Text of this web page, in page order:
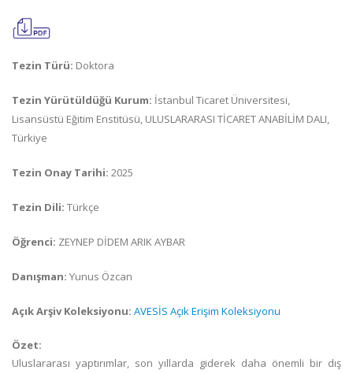
Tezin Türü: Doktora
Tezin Yürütüldüğü Kurum: İstanbul Ticaret Üniversitesi,
Lisansüstü Eğitim Enstitüsü, ULUSLARARASI TİCARET ANABİLİM DALI,
Türkiye
Tezin Onay Tarihi: 2025
Tezin Dili: Türkçe
Öğrenci: ZEYNEP DİDEM ARIK AYBAR
Danışman: Yunus Özcan
Açık Arşiv Koleksiyonu: AVESİS Açık Erişim Koleksiyonu
Özet:
Uluslararası yaptırımlar, son yıllarda giderek daha önemli bir dış